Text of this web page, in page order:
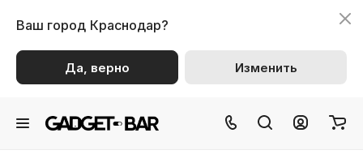
Ваш город Краснодар?
Да, верно Изменить